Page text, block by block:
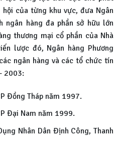
của từng khu vực, đưa Ngân
ngân hàng đa phần sở hữu lớn
thương mại cổ phần của Nhà
lược đó, Ngân hàng Phương
ngân hàng và các tổ chức tín
2003:
Đồng Tháp năm 1997.
Đại Nam năm 1999.
Nhân Dân Định Công, Thanh